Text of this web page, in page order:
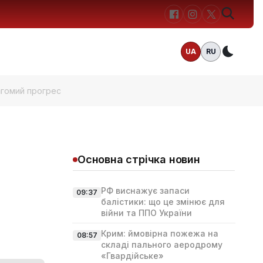
UA RU
прогрес
Основна стрічка новин
09:37 РФ виснажує запаси
балістики: що це змінює для
війни та ППО України
08:57 Крим: ймовірна пожежа на
складі пального аеродрому
«Гвардійське»